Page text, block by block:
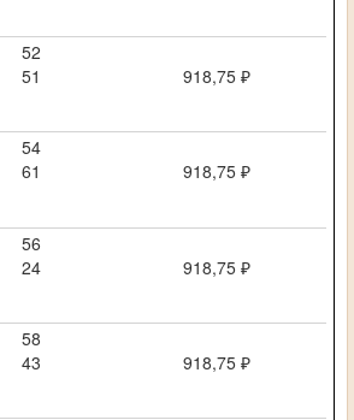
52
51
918,75 ₽
54
61
918,75 ₽
56
24
918,75 ₽
58
43
918,75 ₽